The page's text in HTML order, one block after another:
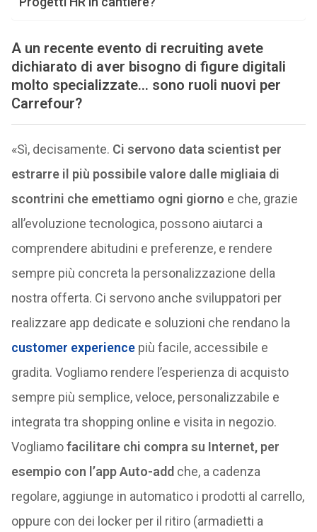
A un recente evento di recruiting avete
dichiarato di aver bisogno di figure digitali
molto specializzate… sono ruoli nuovi per
Carrefour?
«Sì, decisamente. Ci servono data scientist per
estrarre il più possibile valore dalle migliaia di
scontrini che emettiamo ogni giorno e che, grazie
all’evoluzione tecnologica, possono aiutarci a
comprendere abitudini e preferenze, e rendere
sempre più concreta la personalizzazione della
nostra offerta. Ci servono anche sviluppatori per
realizzare app dedicate e soluzioni che rendano la
customer experiencepiù facile, accessibile e
gradita. Vogliamo rendere l’esperienza di acquisto
sempre più semplice, veloce, personalizzabile e
integrata tra shopping online e visita in negozio.
Vogliamofacilitare chi compra su Internet, per
esempio con l’app Auto-addche, a cadenza
regolare, aggiunge in automatico i prodotti al carrello,
oppure con dei locker per il ritiro (armadietti a